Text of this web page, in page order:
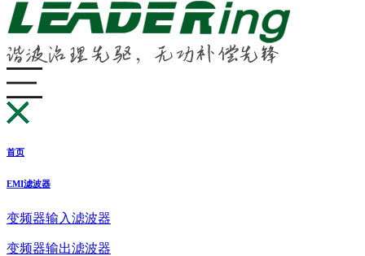
首页
EMI滤波器
变频器输入滤波器
变频器输出滤波器